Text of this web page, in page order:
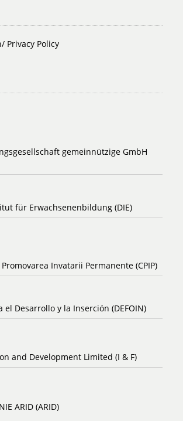
Privacy Policy
gemeinnützige GmbH
für Erwachsenenbildung (DIE)
Invatarii Permanente (CPIP)
el Desarrollo y la Inserción (DEFOIN)
and Development Limited (I & F)
ARID (ARID)